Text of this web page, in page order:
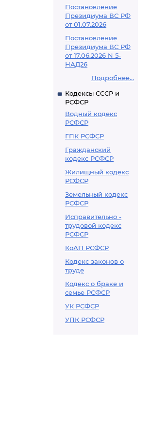
Постановление
Президиума ВС РФ
от 01.07.2026
Постановление
Президиума ВС РФ
от 17.06.2026 N 5-
НАД26
Подробнее...
Кодексы СССР и
РСФСР
Водный кодекс
РСФСР
ГПК РСФСР
Гражданский
кодекс РСФСР
Жилищный кодекс
РСФСР
Земельный кодекс
РСФСР
Исправительно -
трудовой кодекс
РСФСР
КоАП РСФСР
Кодекс законов о
труде
Кодекс о браке и
семье РСФСР
УК РСФСР
УПК РСФСР